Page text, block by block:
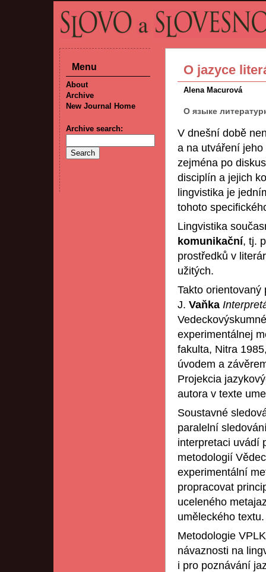
O jazyce
Alena Macurová
О языке
V dnešní době
a na utváření
zejména po
disciplín a jejich
lingvistika je
tohoto
Lingvistika
komunikační, tj.
prostředků v
užitých.
Takto
J. Vaňka
experimentálnej
fakulta, Nitra
úvodem a
Projekcia
autora v texte
Soustavné
paralelní
interpretaci uvádí
metodologií
experimentální
propracovat
uceleného
uměleckého textu.
Metodologie
návaznosti na
i pro poznávání
Menu
About
Archive
New Journal Home
Archive search: